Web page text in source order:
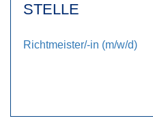
STELLE
Richtmeister/-in (m/w/d)